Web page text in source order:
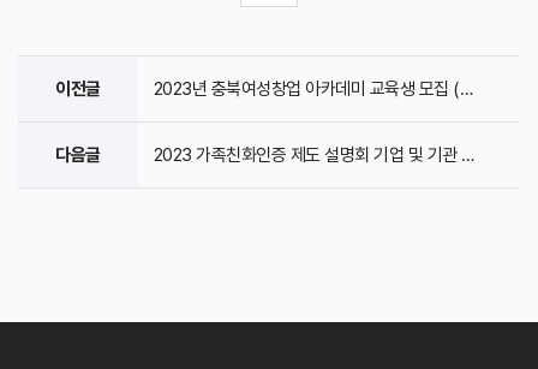
이전글 2023년 충북여성창업 아카데미 교육생 모집 (모집 ..
다음글 2023 가족친화인증 제도 설명회 기업 및 기관 모집 ..